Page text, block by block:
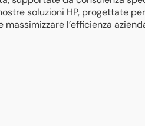
soluzioni HP, progettate
l’efficienza